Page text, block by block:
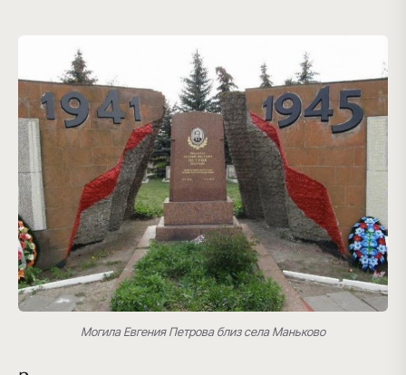
Могила Евгения Петрова близ села Маньково